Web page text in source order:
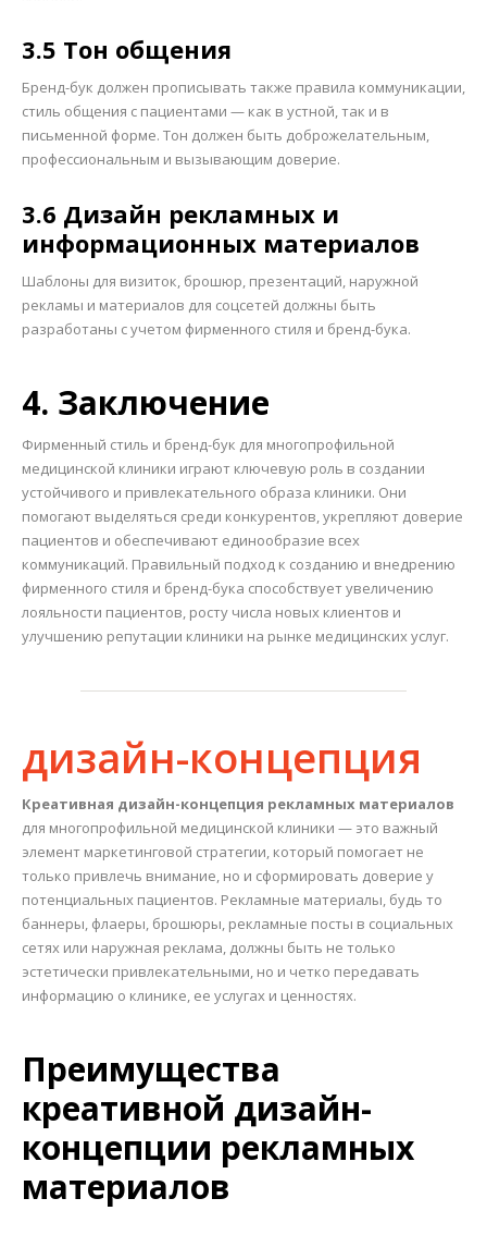
3.5 Тон общения
Бренд-бук должен прописывать также правила коммуникации,
стиль общения с пациентами — как в устной, так и в
письменной форме. Тон должен быть доброжелательным,
профессиональным и вызывающим доверие.
3.6 Дизайн рекламных и
информационных материалов
Шаблоны для визиток, брошюр, презентаций, наружной
рекламы и материалов для соцсетей должны быть
разработаны с учетом фирменного стиля и бренд-бука.
4. Заключение
Фирменный стиль и бренд-бук для многопрофильной
медицинской клиники играют ключевую роль в создании
устойчивого и привлекательного образа клиники. Они
помогают выделяться среди конкурентов, укрепляют доверие
пациентов и обеспечивают единообразие всех
коммуникаций. Правильный подход к созданию и внедрению
фирменного стиля и бренд-бука способствует увеличению
лояльности пациентов, росту числа новых клиентов и
улучшению репутации клиники на рынке медицинских услуг.
дизайн-концепция
Креативная дизайн-концепция рекламных материалов
для многопрофильной медицинской клиники — это важный
элемент маркетинговой стратегии, который помогает не
только привлечь внимание, но и сформировать доверие у
потенциальных пациентов. Рекламные материалы, будь то
баннеры, флаеры, брошюры, рекламные посты в социальных
сетях или наружная реклама, должны быть не только
эстетически привлекательными, но и четко передавать
информацию о клинике, ее услугах и ценностях.
Преимущества
креативной дизайн-
концепции рекламных
материалов